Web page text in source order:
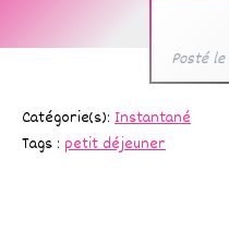
Posté le
Catégorie(s): Instantané
Tags : petit déjeuner